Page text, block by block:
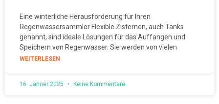
Eine winterliche Herausforderung für Ihren
Regenwassersammler Flexible Zisternen, auch Tanks
genannt, sind ideale Lösungen für das Auffangen und
Speichern von Regenwasser. Sie werden von vielen
WEITERLESEN
16. Jänner 2025 Keine Kommentare